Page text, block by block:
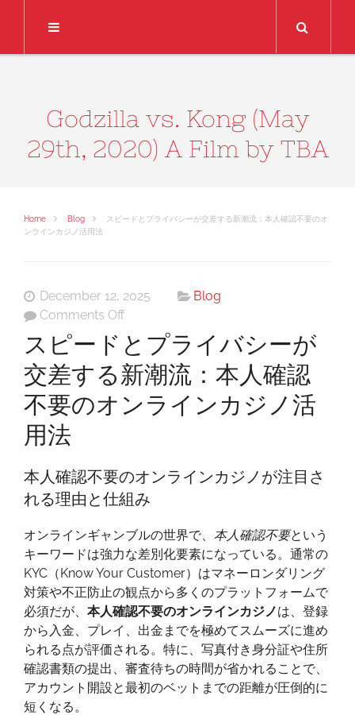
Godzilla vs. Kong (May
29th, 2020) A Film by TBA
Home Blog
スピードとプライバシーが交差する新潮流：本人確認不要のオ
ンラインカジノ活用法
December 12, 2025
Blog
Comments Offon
ス
ピ
ー
ド
と
バ
シ
が
交
差
す
る
新
潮
流：
本
スピードとプライバシーが
交差する新潮流：本人確認
不要のオンラインカジノ活
用法
本人確認不要のオンラインカジノが注目さ
れる理由と仕組み
オンラインギャンブルの世界で、 本人確認不要という
キーワードは強力な差別化要素になっている。通常の
KYC（Know Your Customer）はマネーロンダリング
対策や不正防止の観点から多くのプラットフォームで
必須だが、 本人確認不要のオンラインカジノは、登録
から入金、プレイ、出金までを極めてスムーズに進め
られる点が評価される。特に、写真付き身分証や住所
確認書類の提出、審査待ちの時間が省かれることで、
アカウント開設と最初のベットまでの距離が圧倒的に
短くなる。